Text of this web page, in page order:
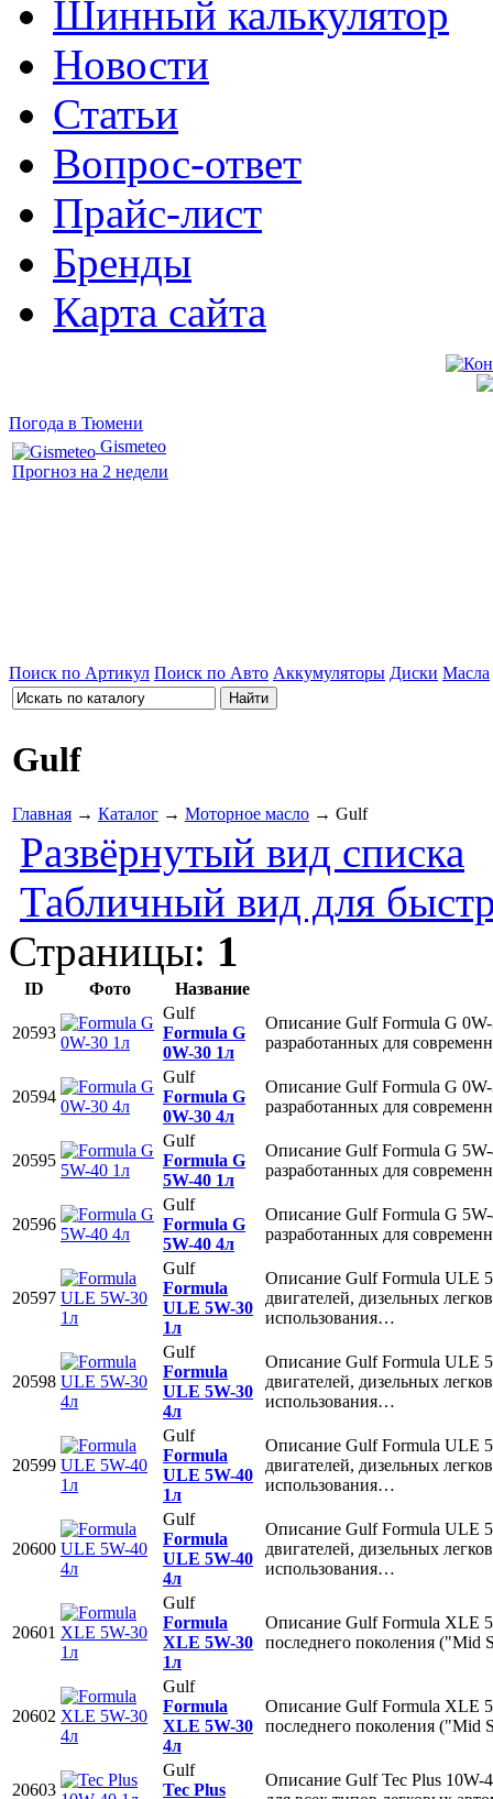
Шинный калькулятор
Новости
Статьи
Вопрос-ответ
Прайс-лист
Бренды
Карта сайта
Погода в Тюмени
Gismeteo
Прогноз на 2 недели
Поиск по Артикул Поиск по Авто Аккумуляторы Диски Масла
Gulf
Главная → Каталог → Моторное масло → Gulf
Развёрнутый вид списка
Табличный вид для
Страницы: 1
ID Фото Название
20593
Gulf
Formula G
0W-30 1л
Описание Gulf Formula G
разработанных для
20594
Gulf
Formula G
0W-30 4л
Описание Gulf Formula G
разработанных для
20595
Gulf
Formula G
5W-40 1л
Описание Gulf Formula G
разработанных для
20596
Gulf
Formula G
5W-40 4л
Описание Gulf Formula G
разработанных для
20597
Gulf
Formula
ULE 5W-30
1л
Описание Gulf Formula ULE
двигателей, дизельных
использования…
20598
Gulf
Formula
ULE 5W-30
4л
Описание Gulf Formula ULE
двигателей, дизельных
использования…
20599
Gulf
Formula
ULE 5W-40
1л
Описание Gulf Formula ULE
двигателей, дизельных
использования…
20600
Gulf
Formula
ULE 5W-40
4л
Описание Gulf Formula ULE
двигателей, дизельных
использования…
20601
Gulf
Formula
XLE 5W-30
1л
Описание Gulf Formula XLE
последнего поколения
20602
Gulf
Formula
XLE 5W-30
4л
Описание Gulf Formula XLE
последнего поколения
20603
Gulf
Tec Plus
Описание Gulf Tec Plus 10W-